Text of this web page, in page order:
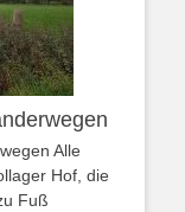
Alle
Hof, die
Fuß